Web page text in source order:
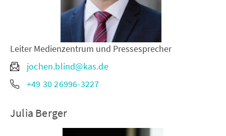
Leiter Medienzentrum und Pressesprecher
jochen.blind@kas.de
+49 30 26996-3227
Julia Berger